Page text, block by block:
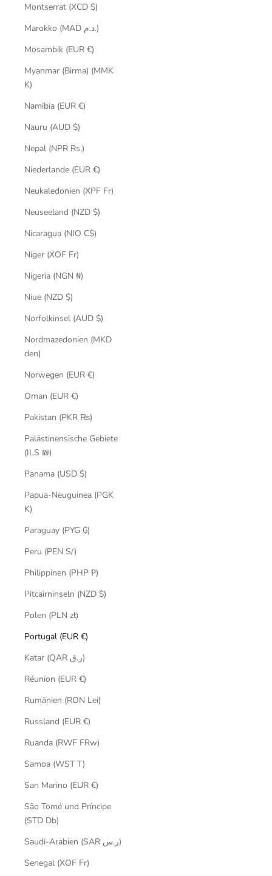
Montserrat (XCD $)
Marokko (MAD د.م.)
Mosambik (EUR €)
Myanmar (Birma) (MMK
K)
Namibia (EUR €)
Nauru (AUD $)
Nepal (NPR Rs.)
Niederlande (EUR €)
Neukaledonien (XPF Fr)
Neuseeland (NZD $)
Nicaragua (NIO C$)
Niger (XOF Fr)
Nigeria (NGN ₦)
Niue (NZD $)
Norfolkinsel (AUD $)
Nordmazedonien (MKD
den)
Norwegen (EUR €)
Oman (EUR €)
Pakistan (PKR ₨)
Palästinensische Gebiete
(ILS ₪)
Panama (USD $)
Papua-Neuguinea (PGK
K)
Paraguay (PYG ₲)
Peru (PEN S/)
Philippinen (PHP ₱)
Pitcairninseln (NZD $)
Polen (PLN zł)
Portugal (EUR €)
Katar (QAR ر.ق)
Réunion (EUR €)
Rumänien (RON Lei)
Russland (EUR €)
Ruanda (RWF FRw)
Samoa (WST T)
San Marino (EUR €)
São Tomé und Príncipe
(STD Db)
Saudi-Arabien (SAR ر.س)
Senegal (XOF Fr)